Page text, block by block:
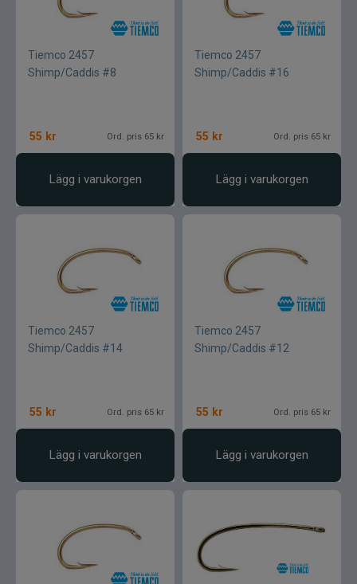
Tiemco 2457
Shimp/Caddis #8
55 kr Ord. pris 65 kr
Lägg i varukorgen
Tiemco 2457
Shimp/Caddis #16
55 kr Ord. pris 65 kr
Lägg i varukorgen
Tiemco 2457
Shimp/Caddis #14
55 kr Ord. pris 65 kr
Lägg i varukorgen
Tiemco 2457
Shimp/Caddis #12
55 kr Ord. pris 65 kr
Lägg i varukorgen